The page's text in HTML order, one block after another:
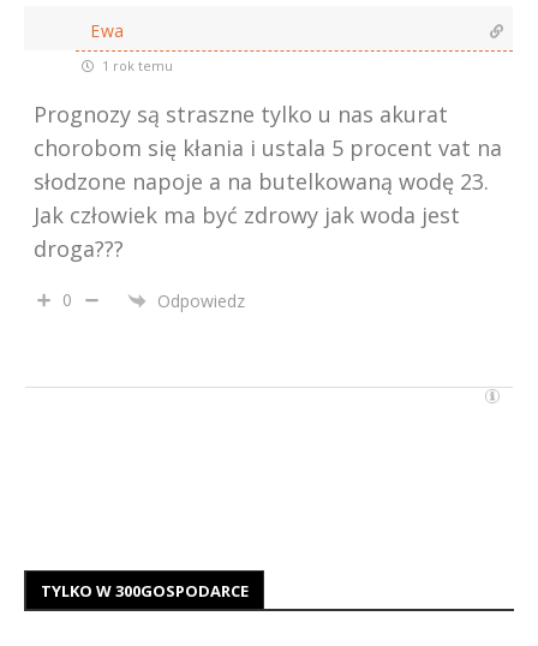
Ewa
1 rok temu
Prognozy są straszne tylko u nas akurat
chorobom się kłania i ustala 5 procent vat na
słodzone napoje a na butelkowaną wodę 23.
Jak człowiek ma być zdrowy jak woda jest
droga???
0 Odpowiedz
TYLKO W 300GOSPODARCE